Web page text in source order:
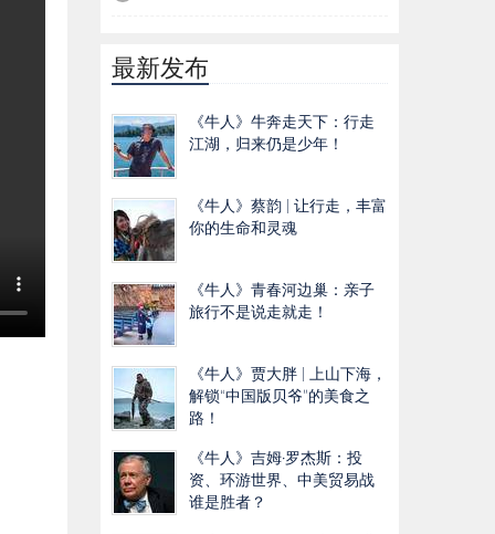
最新发布
《牛人》牛奔走天下：行走
江湖，归来仍是少年！
《牛人》蔡韵 | 让行走，丰富
你的生命和灵魂
《牛人》青春河边巢：亲子
旅行不是说走就走！
《牛人》贾大胖 | 上山下海，
解锁“中国版贝爷”的美食之
路！
《牛人》吉姆·罗杰斯：投
资、环游世界、中美贸易战
谁是胜者？